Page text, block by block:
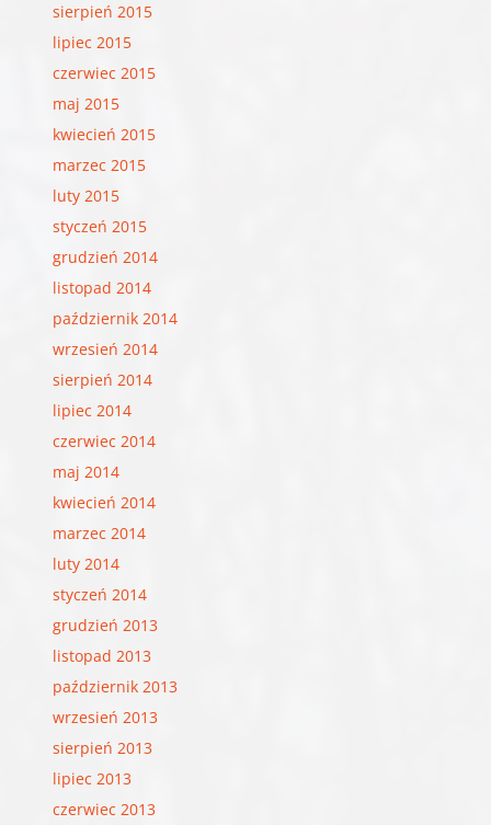
sierpień 2015
lipiec 2015
czerwiec 2015
maj 2015
kwiecień 2015
marzec 2015
luty 2015
styczeń 2015
grudzień 2014
listopad 2014
październik 2014
wrzesień 2014
sierpień 2014
lipiec 2014
czerwiec 2014
maj 2014
kwiecień 2014
marzec 2014
luty 2014
styczeń 2014
grudzień 2013
listopad 2013
październik 2013
wrzesień 2013
sierpień 2013
lipiec 2013
czerwiec 2013